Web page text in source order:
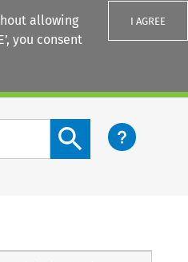
allowing
you consent
I AGREE
Search content button